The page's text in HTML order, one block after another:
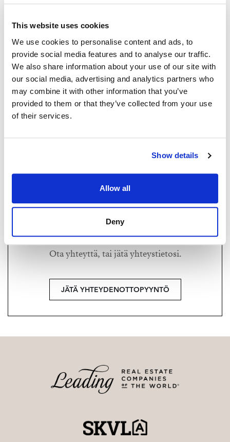
This website uses cookies
We use cookies to personalise content and ads, to
provide social media features and to analyse our traffic.
We also share information about your use of our site with
our social media, advertising and analytics partners who
may combine it with other information that you’ve
provided to them or that they’ve collected from your use
of their services.
Show details
Allow all
Deny
jenni@strand.fi
Strand Properties Brand Partner,
Jenni Hällfors LKV Oy | 3509535-3
Haluatko lisätietoja?
Ota yhteyttä, tai jätä yhteystietosi.
JÄTÄ YHTEYDENOTTOPYYNTÖ
* sähköauton lataus
* hyvä vuokrattavuus
Kokonaisuus edustaa huolettoman loma-asumisen
parhaimmistoa yhdellä Lapin vaikuttavimmista
paikoista.
Lisätiedot ja yksityisesittelypyynnöt
Jenni Hällfors
Strand Properties Brand Partner